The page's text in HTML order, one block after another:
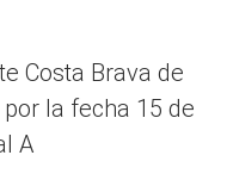
Costa Brava de
la fecha 15 de
A